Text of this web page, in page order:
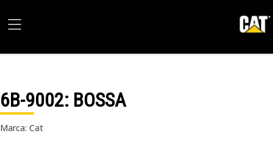
6B-9002: BOSSA
Marca: Cat